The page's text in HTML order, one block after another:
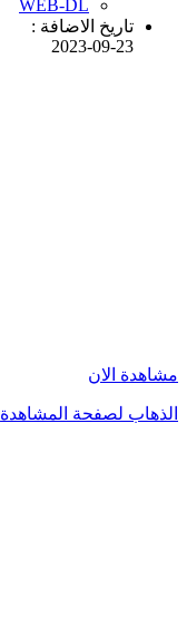
WEB-DL
تاريخ الاضافة :
2023-09-23
مشاهدة الان
الذهاب لصفحة المشاهدة